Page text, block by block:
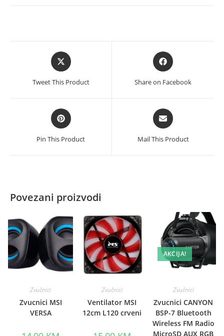
Opens
in
new
Tweet This Product
Opens
in
new
Share on Facebook
Opens
in
a
new
Pin This Product
Opens
in
a
new
Mail This Product
Povezani proizvodi
Zvučnici
Zvucnici MSI
VERSA
Zvučnici
Ventilator MSI
12cm L120 crveni
AKCIJA!
Zvučnici
Zvucnici CANYON
BSP-7 Bluetooth
Wireless FM Radio
MicroSD AUX RGB